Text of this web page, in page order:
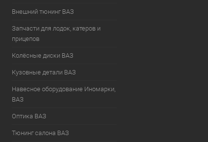
Внешний тюнинг ВАЗ
Запчасти для лодок, катеров и
прицепов
Колёсные диски ВАЗ
Кузовные детали ВАЗ
Навесное оборудование Иномарки,
ВАЗ
Оптика ВАЗ
Тюнинг салона ВАЗ